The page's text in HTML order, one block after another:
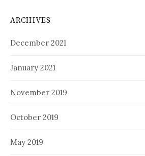
ARCHIVES
December 2021
January 2021
November 2019
October 2019
May 2019